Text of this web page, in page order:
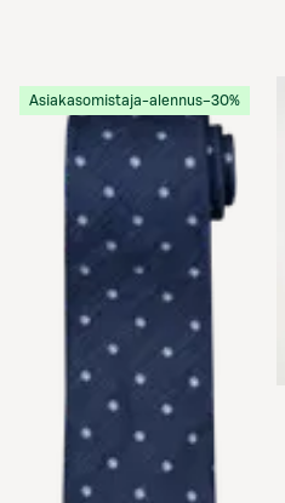
Asiakasomistaja-alennus−30%